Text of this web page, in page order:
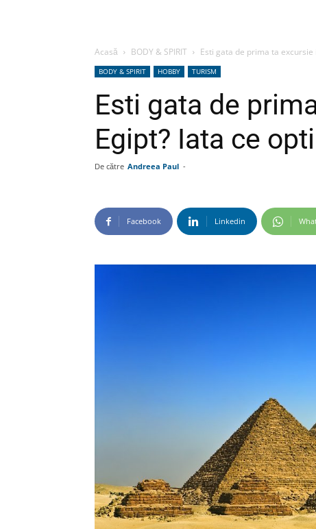
Acasă BODY & SPIRIT Esti gata de prima ta excursie
BODY & SPIRIT HOBBY TURISM
Esti gata de
Egipt? Iata ce
De către Andreea Paul -
Facebook Linkedin